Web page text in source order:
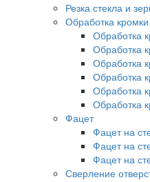
Резка стекла и
Обработка
Обработка
Обработка
Обработка
Обработка
Обработка
Обработка
Фацет
Фацет на
Фацет на
Фацет на
Сверление